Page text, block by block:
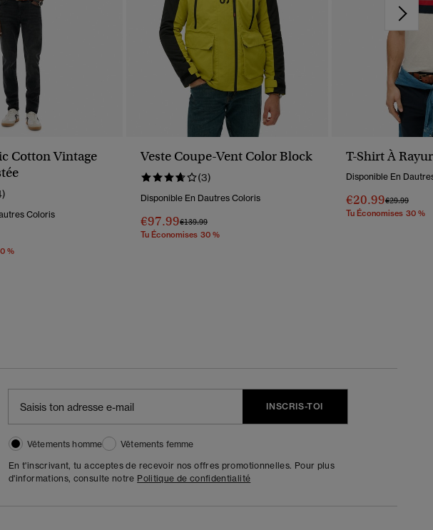
Cotton Vintage
Coloris
De
%
Veste Coupe-Vent Color Block
(3)
Disponible En Dautres Coloris
€97.99Prix Réduit De
€139.99À
Tu Économises 30 %
T-Shirt À
Disponible En
€20.99Prix Réduit
€29.99À
Tu Économises 30 %
INSCRIS-TOI
Vêtements homme
Vêtements femme
En t'inscrivant, tu acceptes de recevoir nos offres promotionnelles. Pour plus
d'informations, consulte notre Politique de confidentialité